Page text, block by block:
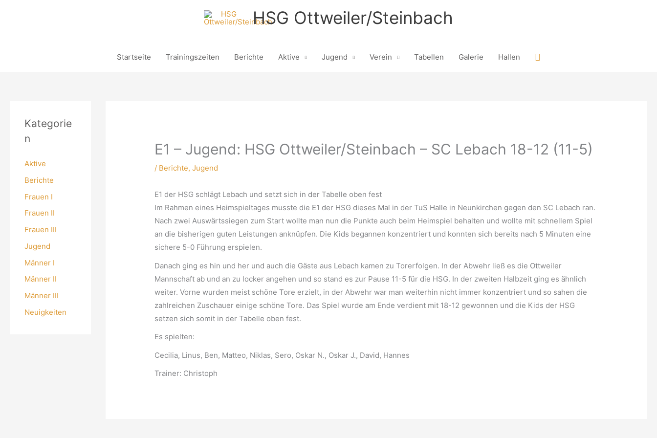
HSG Ottweiler/Steinbach
Startseite Trainingszeiten Berichte Aktive Jugend Verein Tabellen Galerie Hallen Suchen
Kategorie
n
Aktive
Berichte
Frauen I
Frauen II
Frauen III
Jugend
Männer I
Männer II
Männer III
Neuigkeiten
E1 – Jugend: HSG Ottweiler/Steinbach – SC Lebach 18-12 (11-5)
/ Berichte, Jugend
E1 der HSG schlägt Lebach und setzt sich in der Tabelle oben fest
Im Rahmen eines Heimspieltages musste die E1 der HSG dieses Mal in der TuS Halle in Neunkirchen gegen den SC Lebach ran.
Nach zwei Auswärtssiegen zum Start wollte man nun die Punkte auch beim Heimspiel behalten und wollte mit schnellem Spiel
an die bisherigen guten Leistungen anknüpfen. Die Kids begannen konzentriert und konnten sich bereits nach 5 Minuten eine
sichere 5-0 Führung erspielen.
Danach ging es hin und her und auch die Gäste aus Lebach kamen zu Torerfolgen. In der Abwehr ließ es die Ottweiler
Mannschaft ab und an zu locker angehen und so stand es zur Pause 11-5 für die HSG. In der zweiten Halbzeit ging es ähnlich
weiter. Vorne wurden meist schöne Tore erzielt, in der Abwehr war man weiterhin nicht immer konzentriert und so sahen die
zahlreichen Zuschauer einige schöne Tore. Das Spiel wurde am Ende verdient mit 18-12 gewonnen und die Kids der HSG
setzen sich somit in der Tabelle oben fest.
Es spielten:
Cecilia, Linus, Ben, Matteo, Niklas, Sero, Oskar N., Oskar J., David, Hannes
Trainer: Christoph